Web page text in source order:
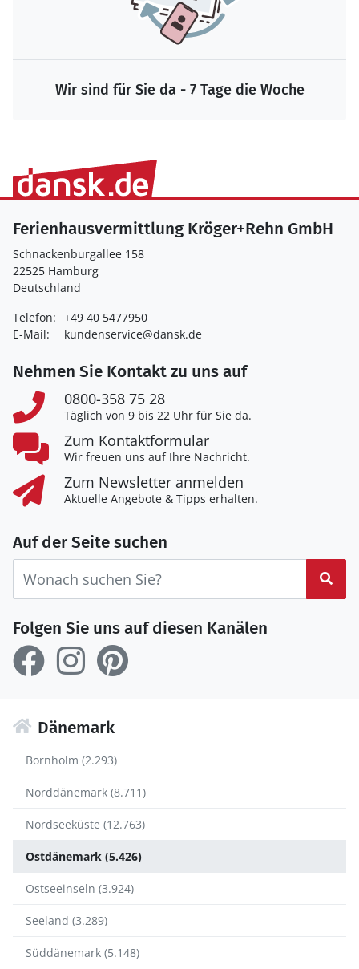
Wir sind für Sie da - 7 Tage die Woche
Ferienhausvermittlung Kröger+Rehn GmbH
Schnackenburgallee 158
22525 Hamburg
Deutschland
Telefon: +49 40 5477950
E-Mail:
kundenservice@dansk.de
Nehmen Sie Kontakt zu uns auf
0800-358 75 28
Täglich von 9 bis 22 Uhr für Sie da.
Zum Kontaktformular
Wir freuen uns auf Ihre Nachricht.
Zum Newsletter anmelden
Aktuelle Angebote & Tipps erhalten.
Auf der Seite suchen
Folgen Sie uns auf diesen Kanälen
Dänemark
Bornholm (2.293)
Norddänemark (8.711)
Nordseeküste (12.763)
Ostdänemark (5.426)
Ostseeinseln (3.924)
Seeland (3.289)
Süddänemark (5.148)